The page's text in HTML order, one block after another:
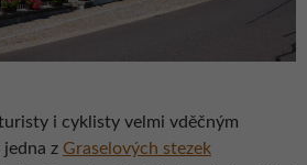
i cyklisty velmi vděčným
z Graselových stezek